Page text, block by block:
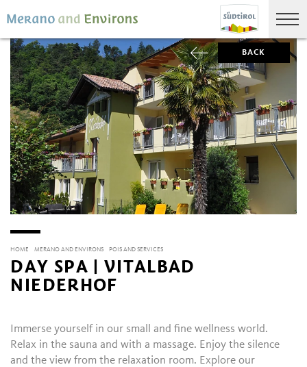
BACK
HOME MERANO AND ENVIRONS POIS AND SERVICES
DAY SPA | VITALBAD
NIEDERHOF
Immerse yourself in our small and fine wellness world.
Relax in the sauna and with a massage. Enjoy the silence
and the view from the relaxation room. Explore our